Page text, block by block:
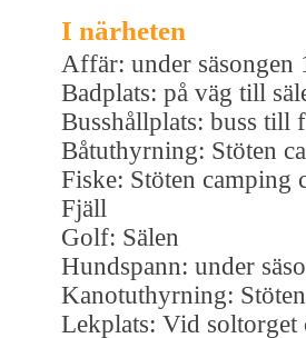
I närheten
Affär: under säsongen
Badplats: på väg till
Busshållplats: buss till
Båtuthyrning: Stöten
Fiske: Stöten camping
Fjäll
Golf: Sälen
Hundspann: under
Kanotuthyrning:
Lekplats: Vid soltorget